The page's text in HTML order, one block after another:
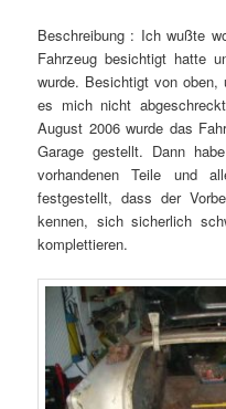
Beschreibung : Ich wußte
Fahrzeug besichtigt hatte
wurde. Besichtigt von
es mich nicht
August 2006 wurde das
Garage gestellt. Dann
vorhandenen Teile und
festgestellt, dass der
kennen, sich sicherlich
komplettieren.